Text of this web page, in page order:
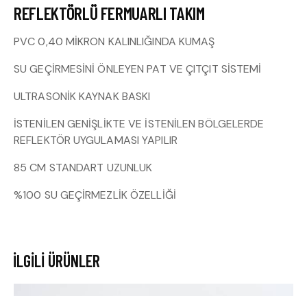
REFLEKTÖRLÜ FERMUARLI TAKIM
PVC 0,40 MİKRON KALINLIĞINDA KUMAŞ
SU GEÇİRMESİNİ ÖNLEYEN PAT VE ÇITÇIT SİSTEMİ
ULTRASONİK KAYNAK BASKI
İSTENİLEN GENİŞLİKTE VE İSTENİLEN BÖLGELERDE
REFLEKTÖR UYGULAMASI YAPILIR
85 CM STANDART UZUNLUK
%100 SU GEÇİRMEZLİK ÖZELLİĞİ
İLGILI ÜRÜNLER